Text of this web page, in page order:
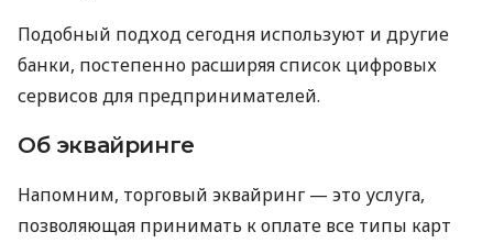
Подобный подход сегодня используют и другие
банки, постепенно расширяя список цифровых
сервисов для предпринимателей.
Об эквайринге
Напомним, торговый эквайринг — это услуга,
позволяющая принимать к оплате все типы карт